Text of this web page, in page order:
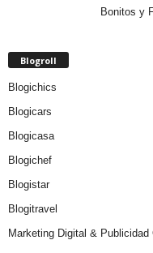
Bonitos y
Blogroll
Blogichics
Blogicars
Blogicasa
Blogichef
Blogistar
Blogitravel
Marketing Digital & Publicidad